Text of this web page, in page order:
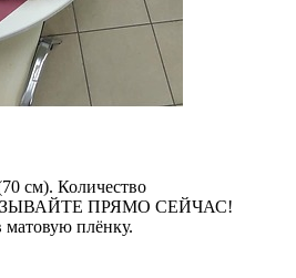
см). Количество
ПРЯМО СЕЙЧАС!
плёнку.